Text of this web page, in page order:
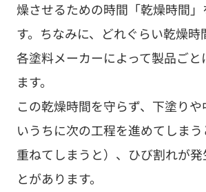
燥させるための時間「乾燥時間
す。ちなみに、どれぐらい乾燥時
各塗料メーカーによって製品ごと
ます。
この乾燥時間を守らず、下塗り
いうちに次の工程を進めてしま
重ねてしまうと）、ひび割れが発
とがあります。